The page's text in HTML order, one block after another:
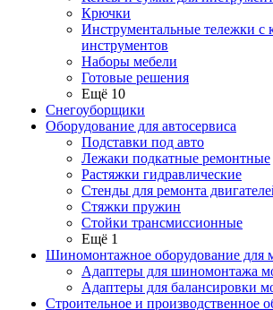
Крючки
Инструментальные тележки с
инструментов
Наборы мебели
Готовые решения
Ещё 10
Снегоуборщики
Оборудование для автосервиса
Подставки под авто
Лежаки подкатные ремонтные
Растяжки гидравлические
Стенды для ремонта
Стяжки пружин
Стойки трансмиссионные
Ещё 1
Шиномонтажное оборудование для
Адаптеры для шиномонтажа
Адаптеры для балансировки
Строительное и производственное